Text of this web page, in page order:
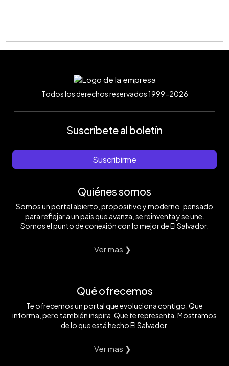
Todos los derechos reservados 1999-2026
Suscríbete al boletín
Suscribirme
Quiénes somos
Somos un portal abierto, propositivo y moderno, pensado
para reflejar a un país que avanza, se reinventa y se une.
Somos el punto de conexión con lo mejor de El Salvador.
Ver mas ❯
Qué ofrecemos
Te ofrecemos un portal que evoluciona contigo. Que
informa, pero también inspira. Que te representa. Mostramos
de lo que está hecho El Salvador.
Ver mas ❯